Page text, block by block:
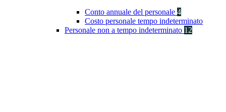
Conto annuale del personale 4
Costo personale tempo indeterminato
Personale non a tempo indeterminato 12